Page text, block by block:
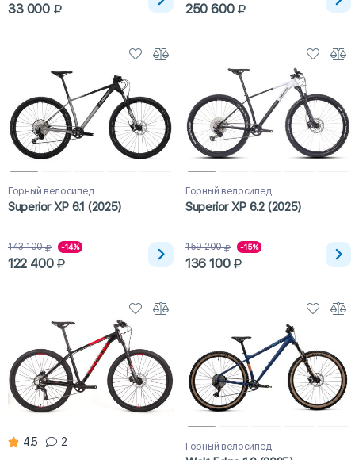
33 000 250 600
Горный велосипед
Superior XP 6.1 (2025)
143 100 -14%
122 400
Горный велосипед
Superior XP 6.2 (2025)
159 200 -15%
136 100
4.5 2 Горный велосипед